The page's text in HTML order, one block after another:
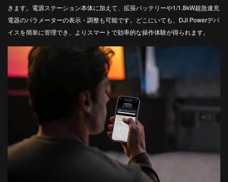
きます。電源ステーション本体に加えて、拡張バッテリーや1/1.8kW超急速充
電器のパラメーターの表示・調整も可能です。どこにいても、DJI Powerデバ
イスを簡単に管理でき、よりスマートで効率的な操作体験が得られます。